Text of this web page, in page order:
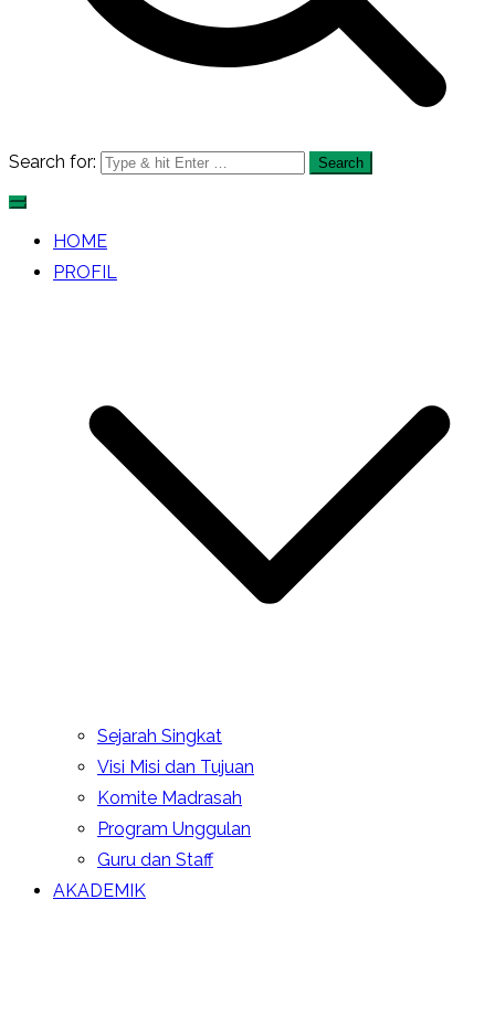
Search for:
HOME
PROFIL
Sejarah Singkat
Visi Misi dan Tujuan
Komite Madrasah
Program Unggulan
Guru dan Staff
AKADEMIK